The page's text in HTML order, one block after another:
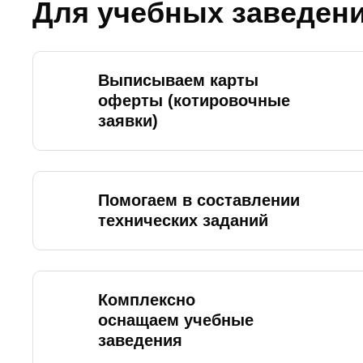
Для учебных
Выписываем карты
оферты (котировочные
заявки)
Помогаем в составлении
технических заданий
Комплексно
оснащаем учебные
заведения